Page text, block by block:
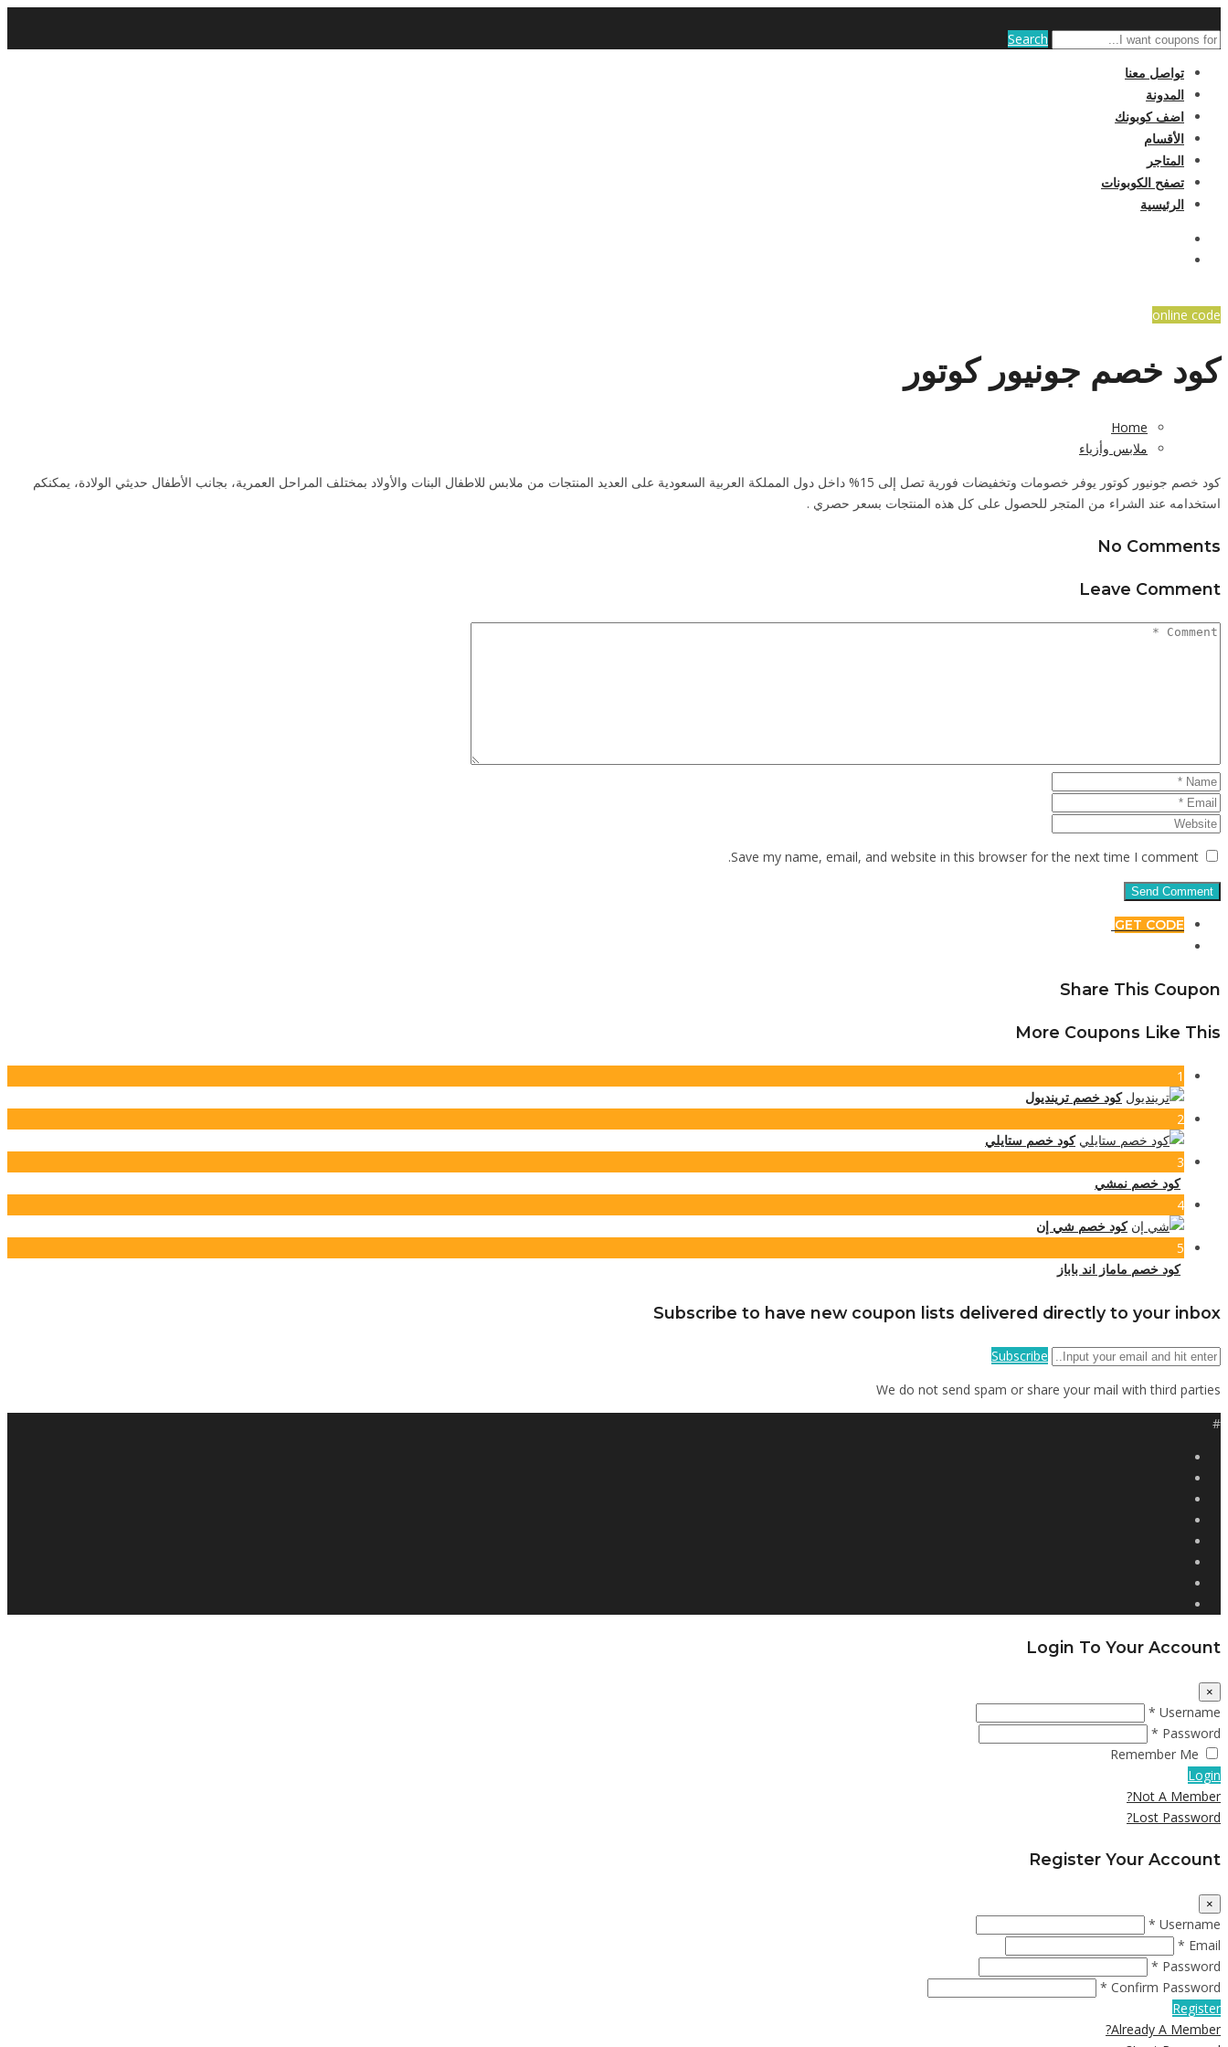
Search
تواصل معنا
المدونة
اضف كوبونك
الأقسام
المتاجر
تصفح الكوبونات
الرئيسية
online code
كود خصم جونيور كوتور
Home
ملابس وأزياء
كود خصم جونيور كوتور يوفر خصومات وتخفيضات فورية تصل إلى 15% داخل دول المملكة العربية السعودية على العديد المنتجات من ملابس للاطفال البنات والأولاد بمختلف المراحل العمرية، بجانب الأطفال حديثي الولادة، يمكنكم
استخدامه عند الشراء من المتجر للحصول على كل هذه المنتجات بسعر حصري .
No Comments
Leave Comment
Save my name, email, and website in this browser for the next time I comment.
GET CODE
Share This Coupon
More Coupons Like This
1
كود خصم ترينديول
2
كود خصم ستايلي
3
كود خصم نمشي
4
كود خصم شي إن
5
كود خصم ماماز اند باباز
Subscribe to have new coupon lists delivered directly to your inbox
Subscribe
We do not send spam or share your mail with third parties
#
Login To Your Account
×
Username *
Password *
Remember Me
Login
Not A Member?
Lost Password?
Register Your Account
×
Username *
Email *
Password *
Confirm Password *
Register
Already A Member?